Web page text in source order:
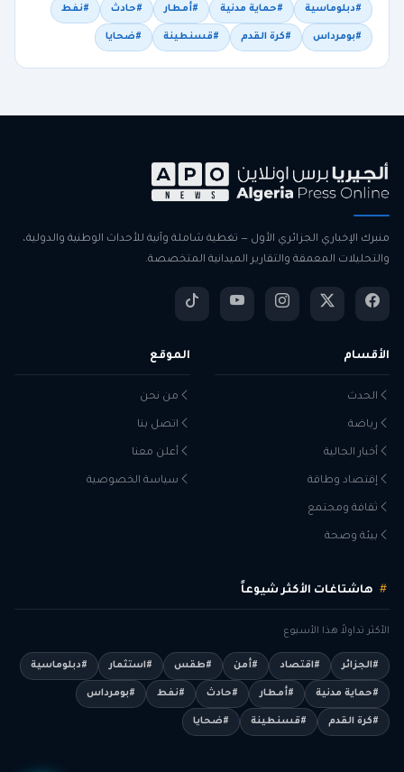
#دبلوماسية #حماية مدنية #أمطار #حادث #نفط
#بومرداس #كرة القدم #قسنطينة #ضحايا
منبرك الإخباري الجزائري الأول — تغطية شاملة وآنية للأحداث الوطنية والدولية،
والتحليلات المعمقة والتقارير الميدانية المتخصصة.
الأقسام
الحدث
رياضة
أخبار الجالية
إقتصاد وطاقة
ثقافة ومجتمع
بيئة وصحة
الموقع
من نحن
اتصل بنا
أعلن معنا
سياسة الخصوصية
هاشتاغات الأكثر شيوعاً
الأكثر تداولاً هذا الأسبوع
#الجزائر #اقتصاد #أمن #طقس #استثمار #دبلوماسية
#حماية مدنية #أمطار #حادث #نفط #بومرداس
#كرة القدم #قسنطينة #ضحايا